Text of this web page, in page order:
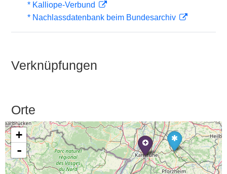
* Kalliope-Verbund
* Nachlassdatenbank beim Bundesarchiv
Verknüpfungen
Orte
+
-